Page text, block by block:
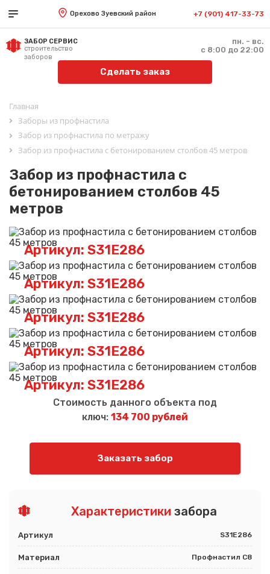
Орехово Зуевский район +7 (901) 417-33-73
ЗАБОР СЕРВИС
строительство
заборов
пн. - вс.
с 8:00 до 22:00
Сделать заказ
Главная
Заборы из профнастила
Забор из профнастила по метражу
Забор из профнастила с бетонированием столбов 45 метров
Забор из профнастила с
бетонированием столбов 45
метров
Артикул: S31E286
Артикул: S31E286
Артикул: S31E286
Артикул: S31E286
Артикул: S31E286
Стоимость данного объекта под
ключ: 134 700 рублей
Заказать забор
Характеристики забора
Артикул S31E286
Материал Профнастил С8